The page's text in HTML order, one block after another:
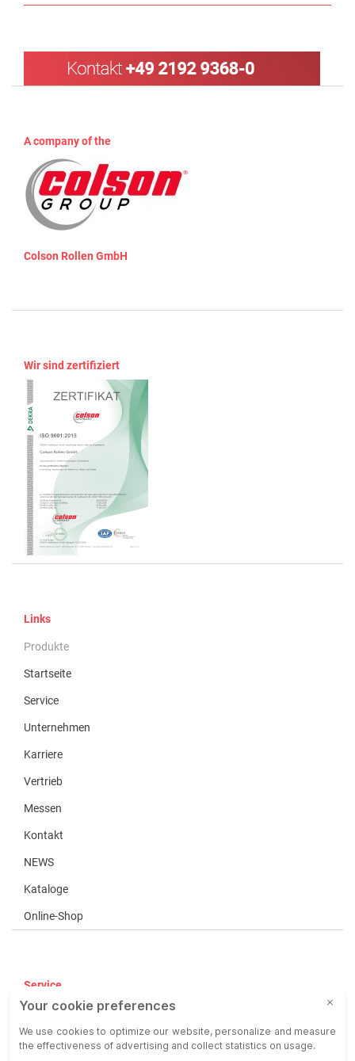
A company of the
Colson Rollen GmbH
Wir sind zertifiziert
Links
Produkte
Startseite
Service
Unternehmen
Karriere
Vertrieb
Messen
Kontakt
NEWS
Kataloge
Online-Shop
Service
AGB
AEB